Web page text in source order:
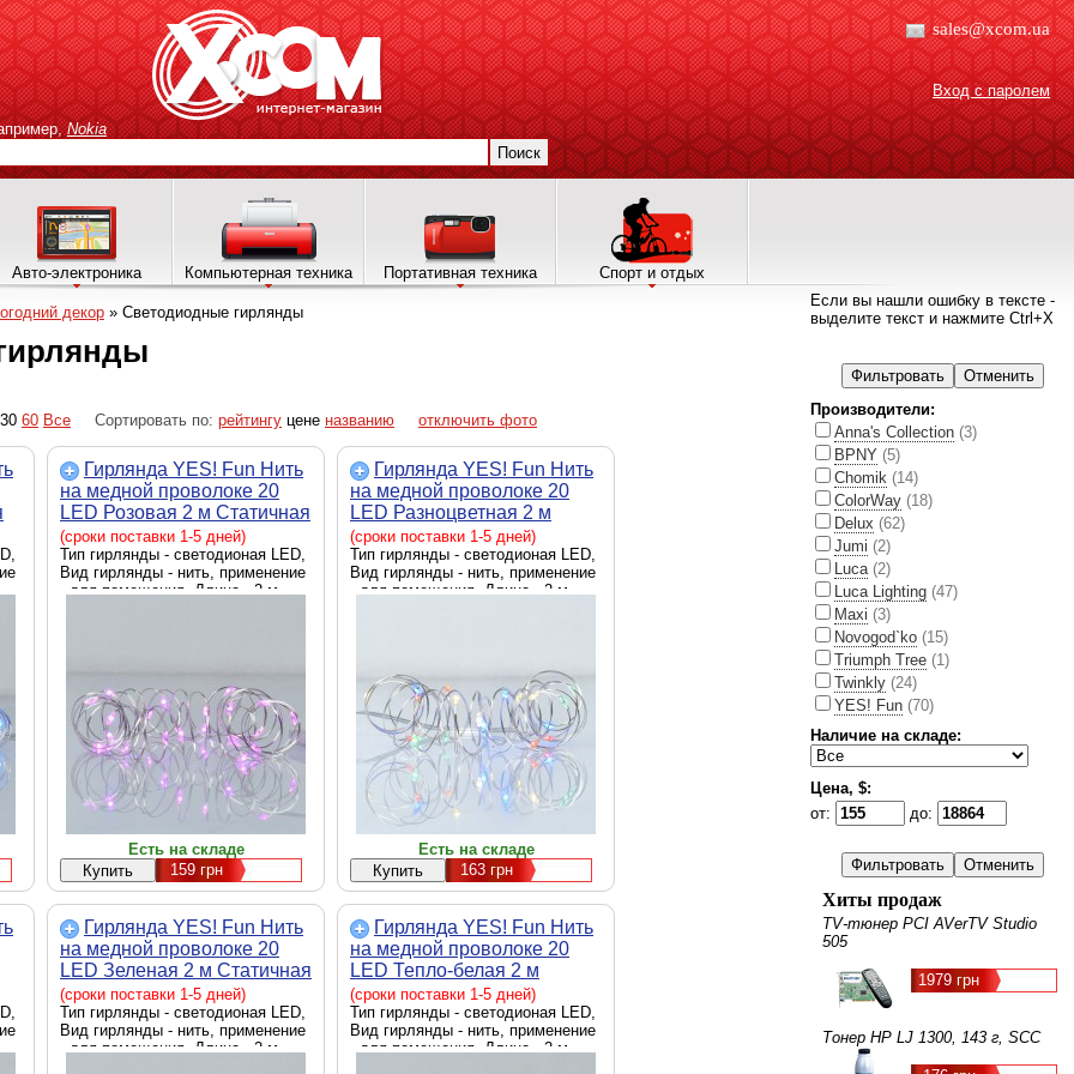
sales@xcom.ua
Вход с паролем
Nokia
Поиск
Авто-электроника Компьютерная техника Портативная техника Спорт и отдых
декор » Светодиодные гирлянды
30 60 Все Сортировать по: рейтингу цене названию отключить фото
Гирлянда YES! Fun Нить
на медной проволоке 20
LED Розовая 2 м Статичная
На батарейках (975024)
(сроки поставки 1-5 дней)
Тип гирлянды - светодионая LED,
Вид гирлянды - нить, применение
- для помещения, Длина - 2 м
Есть на складе
159грн
Гирлянда YES! Fun Нить
на медной проволоке 20
LED Разноцветная 2 м
Статичная На батарейках
(975022)
(сроки поставки 1-5 дней)
Тип гирлянды - светодионая LED,
Вид гирлянды - нить, применение
- для помещения, Длина - 2 м
Есть на складе
163грн
Гирлянда YES! Fun Нить
на медной проволоке 20
LED Зеленая 2 м Статичная
На батарейках (975026)
(сроки поставки 1-5 дней)
Тип гирлянды - светодионая LED,
Вид гирлянды - нить, применение
- для помещения, Длина - 2 м
Гирлянда YES! Fun Нить
на медной проволоке 20
LED Тепло-белая 2 м
Статичная На батарейках
(975020)
(сроки поставки 1-5 дней)
Тип гирлянды - светодионая LED,
Вид гирлянды - нить, применение
- для помещения, Длина - 2 м
Если вы нашли ошибку в тексте -
выделите текст и нажмите Ctrl+X
Производители:
Anna's Collection (3)
BPNY (5)
Chomik (14)
ColorWay (18)
Delux (62)
Jumi (2)
Luca (2)
Luca Lighting (47)
Maxi (3)
Novogod`ko (15)
Triumph Tree (1)
Twinkly (24)
YES! Fun (70)
Наличие на складе:
Цена, $:
от:
до:
Хиты продаж
TV-тюнер PCI AVerTV Studio
505
1979 грн
Тонер HP LJ 1300, 143 г, SCC